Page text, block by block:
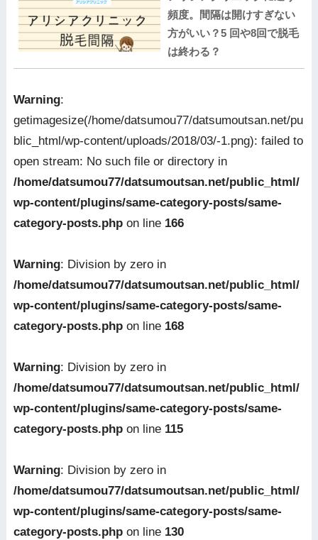
頻度。間隔は開けすぎない
方がいい？5 回や8回で脱毛
は終わる？
Warning:
getimagesize(/home/datsumou77/datsumoutsan.net/pu
blic_html/wp-content/uploads/2018/03/-1.png): failed to
open stream: No such file or directory in
/home/datsumou77/datsumoutsan.net/public_html/
wp-content/plugins/same-category-posts/same-
category-posts.phpon line 166
Warning: Division by zero in
/home/datsumou77/datsumoutsan.net/public_html/
wp-content/plugins/same-category-posts/same-
category-posts.phpon line 168
Warning: Division by zero in
/home/datsumou77/datsumoutsan.net/public_html/
wp-content/plugins/same-category-posts/same-
category-posts.phpon line 115
Warning: Division by zero in
/home/datsumou77/datsumoutsan.net/public_html/
wp-content/plugins/same-category-posts/same-
category-posts.phpon line 130